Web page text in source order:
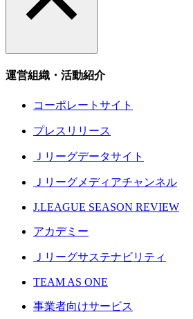
運営組織・活動紹介
コーポレートサイト
プレスリリース
Ｊリーグデータサイト
Ｊリーグメディアチャンネル
J.LEAGUE SEASON REVIEW
アカデミー
Ｊリーグサステナビリティ
TEAM AS ONE
事業者向けサービス